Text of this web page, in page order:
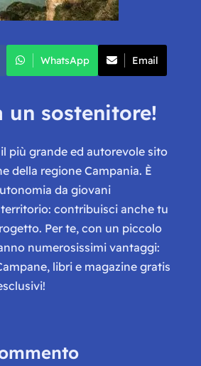
WhatsApp Email
un sostenitore!
più grande ed autorevole sito
della regione Campania. È
da giovani
contribuisci anche tu
Per te, con un piccolo
numerosissimi vantaggi:
libri e magazine gratis